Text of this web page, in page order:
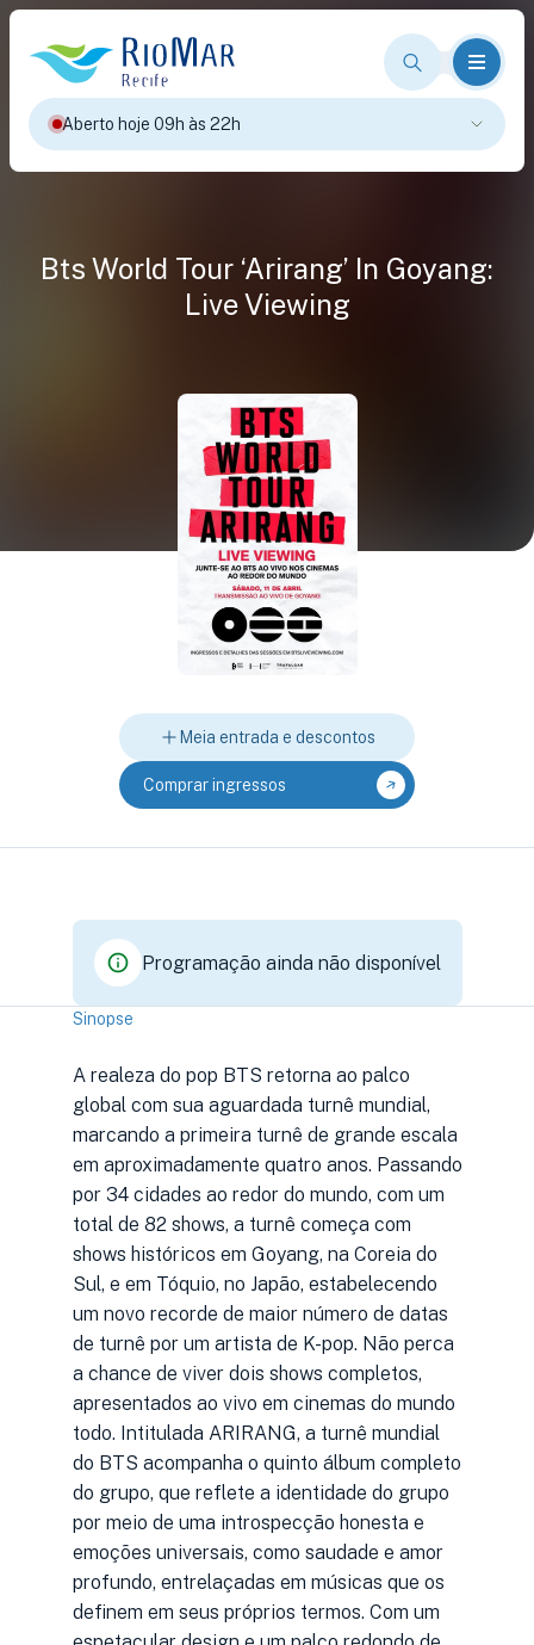
Aberto hoje 09h às 22h
Bts World Tour ‘Arirang’ In Goyang:
Live Viewing
Meia entrada e descontos
Comprar ingressos
Programação ainda não disponível
Sinopse
A realeza do pop BTS retorna ao palco
global com sua aguardada turnê mundial,
marcando a primeira turnê de grande escala
em aproximadamente quatro anos. Passando
por 34 cidades ao redor do mundo, com um
total de 82 shows, a turnê começa com
shows históricos em Goyang, na Coreia do
Sul, e em Tóquio, no Japão, estabelecendo
um novo recorde de maior número de datas
de turnê por um artista de K-pop. Não perca
a chance de viver dois shows completos,
apresentados ao vivo em cinemas do mundo
todo. Intitulada ARIRANG, a turnê mundial
do BTS acompanha o quinto álbum completo
do grupo, que reflete a identidade do grupo
por meio de uma introspecção honesta e
emoções universais, como saudade e amor
profundo, entrelaçadas em músicas que os
definem em seus próprios termos. Com um